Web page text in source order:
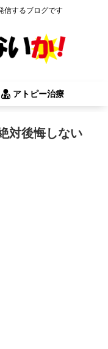
信するブログです
アトピー治療
対後悔しない